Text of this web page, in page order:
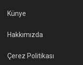
Künye
Hakkımızda
Çerez Politikası